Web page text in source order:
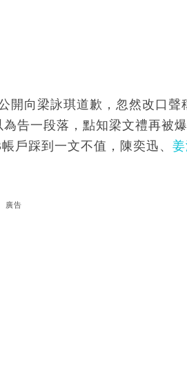
向梁詠琪道歉，忽然改口聲
告一段落，點知梁文禮再被
戶踩到一文不值，陳奕迅、
廣告